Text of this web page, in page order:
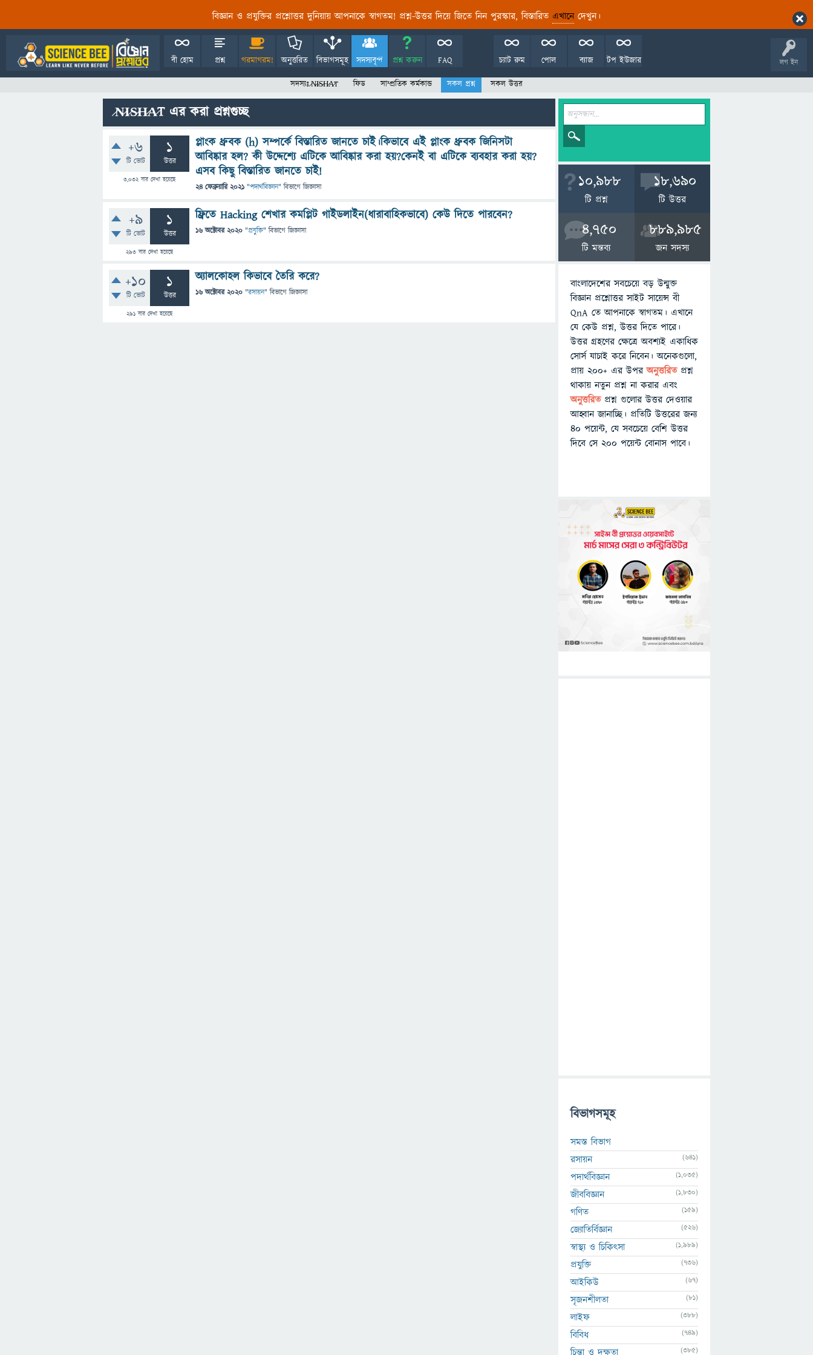
বিজ্ঞান ও প্রযুক্তির প্রশ্নোত্তর দুনিয়ায় আপনাকে স্বাগতম! প্রশ্ন-উত্তর দিয়ে জিতে নিন পুরস্কার, বিস্তারিত এখানেদেখুন।
লগ ইন
বী হোম প্রশ্ন গরমাগরম! অনুত্তরিত বিভাগসমূহ সদস্যবৃন্দ প্রশ্ন করুন FAQ টপ ইউজার
ব্যাজ
পোল
চ্যাট রুম
সদস্যঃ ̷N̷I̷S̷H̷A̷T ফিড সাম্প্রতিক কর্মকান্ড সকল প্রশ্ন সকল উত্তর
̷N̷I̷S̷H̷A̷T এর করা প্রশ্নগুচ্ছ
+6
টি ভোট
1
উত্তর
3,032বার দেখা হয়েছে
প্লাংক ধ্রুবক (h) সম্পর্কে বিস্তারিত জানতে চাই।কিভাবে এই প্লাংক ধ্রুবক জিনিসটা
আবিষ্কার হল? কী উদ্দেশ্যে এটিকে আবিষ্কার করা হয়?কেনই বা এটিকে ব্যবহার করা হয়?
এসব কিছু বিস্তারিত জানতে চাই!
24 ফেব্রুয়ারি 2021 "পদার্থবিজ্ঞান" বিভাগে জিজ্ঞাসা
+9
টি ভোট
1
উত্তর
293বার দেখা হয়েছে
ফ্রিতে Hacking শেখার কমপ্লিট গাইডলাইন(ধারাবাহিকভাবে) কেউ দিতে পারবেন?
16 অক্টোবর 2020 "প্রযুক্তি" বিভাগে জিজ্ঞাসা
+10
টি ভোট
1
উত্তর
291বার দেখা হয়েছে
অ্যালকোহল কিভাবে তৈরি করে?
16 অক্টোবর 2020 "রসায়ন" বিভাগে জিজ্ঞাসা
10,988
টি প্রশ্ন
18,690
টি উত্তর
4,750
টি মন্তব্য
889,985
জন সদস্য
বাংলাদেশের সবচেয়ে বড় উন্মুক্ত
বিজ্ঞান প্রশ্নোত্তর সাইট সায়েন্স বী
QnA তে আপনাকে স্বাগতম। এখানে
যে কেউ প্রশ্ন, উত্তর দিতে পারে।
উত্তর গ্রহণের ক্ষেত্রে অবশ্যই একাধিক
সোর্স যাচাই করে নিবেন। অনেকগুলো,
প্রায় ২০০+ এর উপরঅনুত্তরিতপ্রশ্ন
থাকায় নতুন প্রশ্ন না করার এবং
অনুত্তরিত প্রশ্ন গুলোর উত্তর দেওয়ার
আহ্বান জানাচ্ছি। প্রতিটি উত্তরের জন্য
৪০ পয়েন্ট, যে সবচেয়ে বেশি উত্তর
দিবে সে ২০০ পয়েন্ট বোনাস পাবে।
বিভাগসমূহ
সমস্ত বিভাগ
রসায়ন
(641)
পদার্থবিজ্ঞান (1,035)
জীববিজ্ঞান (1,830)
গণিত (159)
জ্যোতির্বিজ্ঞান (526)
স্বাস্থ্য ও চিকিৎসা (1,989)
প্রযুক্তি (736)
আইকিউ (67)
সৃজনশীলতা (81)
লাইফ (388)
বিবিধ (749)
চিন্তা ও দক্ষতা (385)